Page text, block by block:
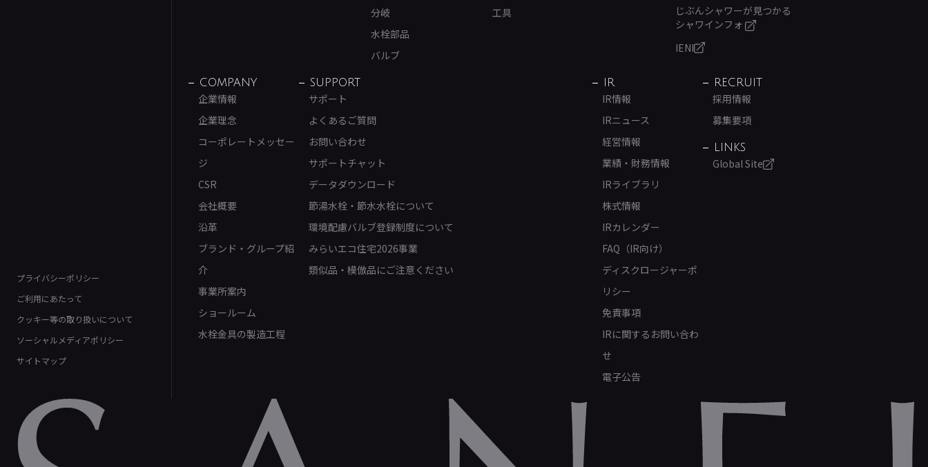
プライバシーポリシー
ご利用にあたって
クッキー等の取り扱いについて
ソーシャルメディアポリシー
サイトマップ
分岐
水栓部品
バルブ
工具
じぶんシャワーが見つかる
シャワインフォ
IENI
COMPANY
企業情報
企業理念
コーポレートメッセー
ジ
CSR
会社概要
沿革
ブランド・グループ紹
介
事業所案内
ショールーム
水栓金具の製造工程
SUPPORT
サポート
よくあるご質問
お問い合わせ
サポートチャット
データダウンロード
節湯水栓・節水水栓について
環境配慮バルブ登録制度について
みらいエコ住宅2026事業
類似品・模倣品にご注意ください
IR
IR情報
IRニュース
経営情報
業績・財務情報
IRライブラリ
株式情報
IRカレンダー
FAQ（IR向け）
ディスクロージャーポ
リシー
免責事項
IRに関するお問い合わ
せ
電子公告
RECRUIT
採用情報
募集要項
LINKS
Global Site